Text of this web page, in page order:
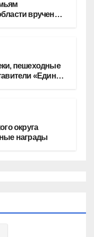
вручены
пешеходные
«Единой
округа
награды